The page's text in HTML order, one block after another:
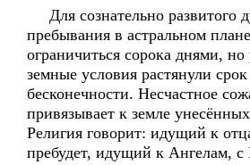
Для сознательно развитого
пребывания в астральном
ограничиться сорока днями,
земные условия растянули
бесконечности. Несчастное
привязывает к земле
Религия говорит: идущий к
пребудет, идущий к Ангелам,